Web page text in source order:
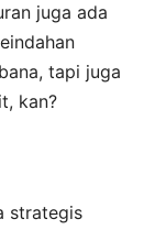
juga ada
tapi juga
kan?
strategis